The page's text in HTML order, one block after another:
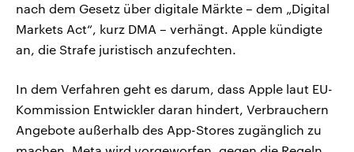
nach dem Gesetz über digitale Märkte – dem „Digital
Markets Act“, kurz DMA – verhängt. Apple kündigte
an, die Strafe juristisch anzufechten.
In dem Verfahren geht es darum, dass Apple laut EU-
Kommission Entwickler daran hindert, Verbrauchern
Angebote außerhalb des App-Stores zugänglich zu